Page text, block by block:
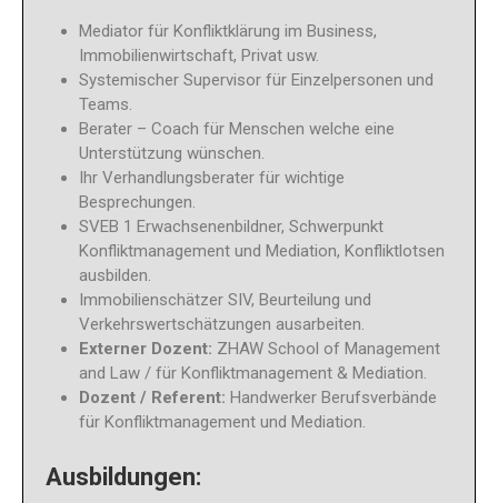
Mediator für Konfliktklärung im Business,
Immobilienwirtschaft, Privat usw.
Systemischer Supervisor für Einzelpersonen und
Teams.
Berater – Coach für Menschen welche eine
Unterstützung wünschen.
Ihr Verhandlungsberater für wichtige
Besprechungen.
SVEB 1 Erwachsenenbildner, Schwerpunkt
Konfliktmanagement und Mediation, Konfliktlotsen
ausbilden.
Immobilienschätzer SIV, Beurteilung und
Verkehrswertschätzungen ausarbeiten.
Externer Dozent: ZHAW School of Management
and Law / für Konfliktmanagement & Mediation.
Dozent / Referent: Handwerker Berufsverbände
für Konfliktmanagement und Mediation.
Ausbildungen: